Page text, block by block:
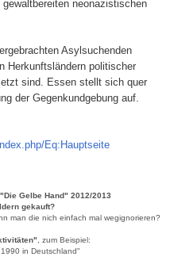
neonazistischen
Asylsuchenden
Herkunftsländern politischer
sind. Essen stellt sich quer
der Gegenkundgebung auf.
Eq:Hauptseite
Gelbe Hand" 2012/2013
gekauft?
man die nich einfach mal wegignorieren?
" , zum Beispiel:
in Deutschland"